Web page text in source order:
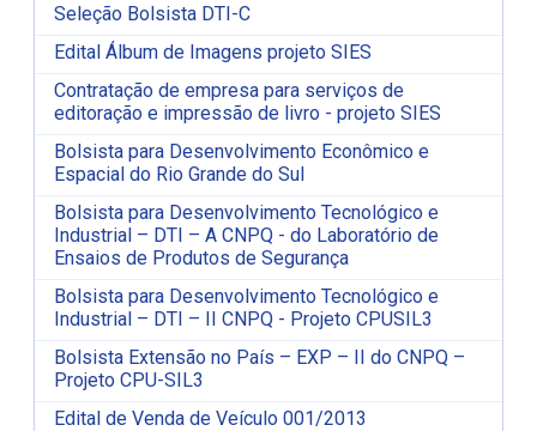
Seleção Bolsista DTI-C
Edital Álbum de Imagens projeto SIES
Contratação de empresa para serviços de
editoração e impressão de livro - projeto SIES
Bolsista para Desenvolvimento Econômico e
Espacial do Rio Grande do Sul
Bolsista para Desenvolvimento Tecnológico e
Industrial – DTI – A CNPQ - do Laboratório de
Ensaios de Produtos de Segurança
Bolsista para Desenvolvimento Tecnológico e
Industrial – DTI – II CNPQ - Projeto CPUSIL3
Bolsista Extensão no País – EXP – II do CNPQ –
Projeto CPU-SIL3
Edital de Venda de Veículo 001/2013